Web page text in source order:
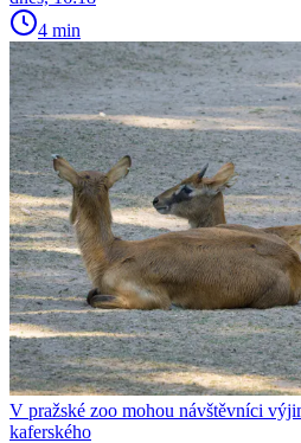
4 min
V pražské zoo mohou návštěvníci
kaferského